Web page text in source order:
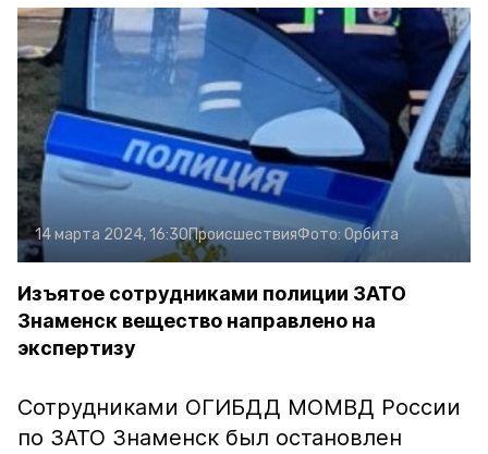
14 марта 2024, 16:30ПроисшествияФото: Орбита
Изъятое сотрудниками полиции ЗАТО
Знаменск вещество направлено на
экспертизу
Сотрудниками ОГИБДД МОМВД России
по ЗАТО Знаменск был остановлен